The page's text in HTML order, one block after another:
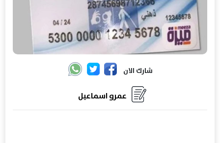
شارك الان
عمرو اسماعيل